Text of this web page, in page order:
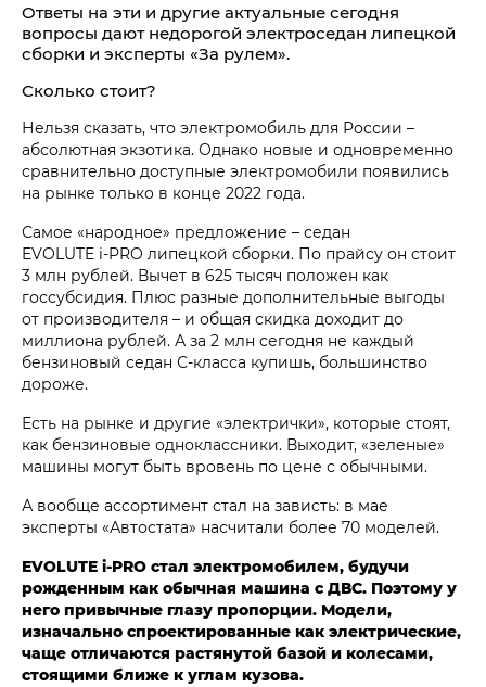
Ответы на эти и другие актуальные сегодня
вопросы дают недорогой электроседан липецкой
сборки и эксперты «За рулем».
Сколько стоит?
Нельзя сказать, что электромобиль для России –
абсолютная экзотика. Однако новые и одновременно
сравнительно доступные электромобили появились
на рынке только в конце 2022 года.
Самое «народное» предложение – седан
EVOLUTE i‑PRO липецкой сборки. По прайсу он стоит
3 млн рублей. Вычет в 625 тысяч положен как
госсубсидия. Плюс разные дополнительные выгоды
от производителя – и общая скидка доходит до
миллиона рублей. А за 2 млн сегодня не каждый
бензиновый седан С‑класса купишь, большинство
дороже.
Есть на рынке и другие «электрички», которые стоят,
как бензиновые одноклассники. Выходит, «зеленые»
машины могут быть вровень по цене с обычными.
А вообще ассортимент стал на зависть: в мае
эксперты «Автостата» насчитали более 70 моделей.
EVOLUTE i‑PRO стал электромобилем, будучи
рожденным как обычная машина с ДВС. Поэтому у
него привычные глазу пропорции. Модели,
изначально спроектированные как электрические,
чаще отличаются растянутой базой и колесами,
стоящими ближе к углам кузова.